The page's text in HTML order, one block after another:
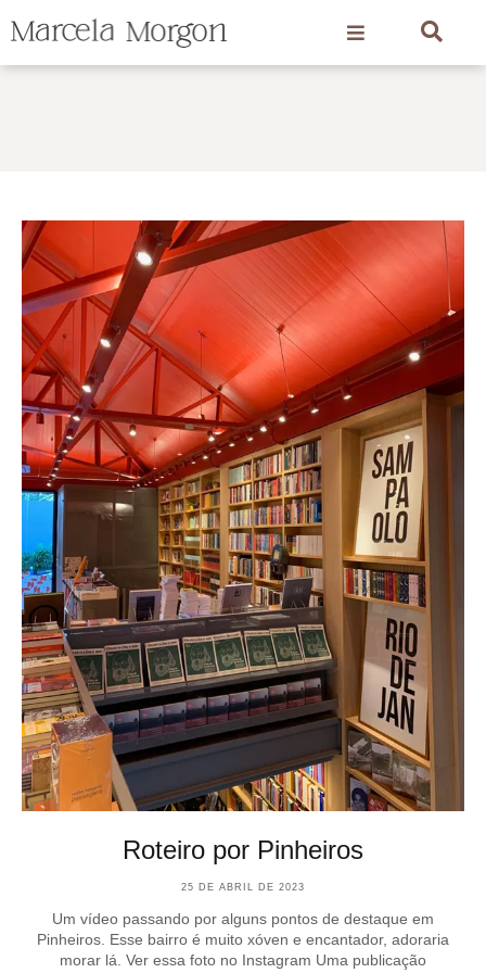
Roteiro por Pinheiros
25 DE ABRIL DE 2023
Um vídeo passando por alguns pontos de destaque em
Pinheiros. Esse bairro é muito xóven e encantador, adoraria
morar lá. Ver essa foto no Instagram Uma publicação